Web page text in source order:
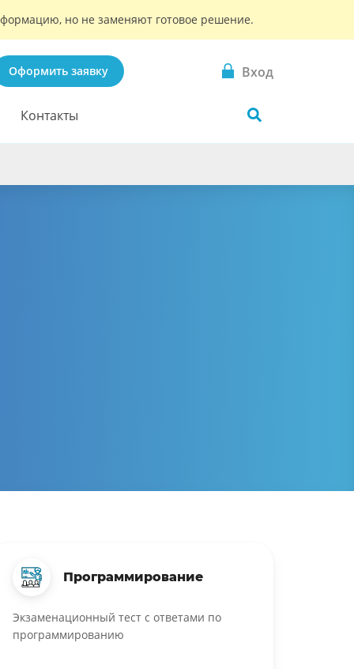
но не заменяют готовое решение.
Оформить заявку Вход
Контакты
Программирование
Экзаменационный тест с ответами по
программированию